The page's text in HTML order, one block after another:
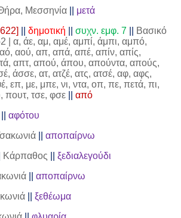
Μεσσηνία|| μετά
δημοτική συχν. εμφ. 7||
Βασικό
| α, άε, αμ, αμέ, αμπί, άμπι, αμπό,
αού, απ, απά, απέ, απίν, απίς,
απτ, απού, άπου, απούντα, απούς,
άσσε, ατ, ατζέ, ατς, ατσέ, αφ, αφς,
επ, με, μπε, νι, ντα, οπ, πε, πετά, πι,
τσε, φσε
από
αφότου
|| αποπαίρνω
Κάρπαθος
ξεδιαλεγούδι
|| αποπαίρνω
|| ξεθέωμα